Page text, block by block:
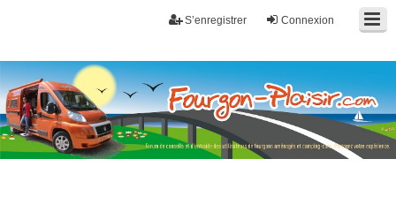
Connexion
S’enregistrer
Fourgon-plaisir.com
Forum de conseils et d'entraide des utilisateurs de fourgons, fourgons
aménagés, vans et de camping-car. Partagez votre expérience.